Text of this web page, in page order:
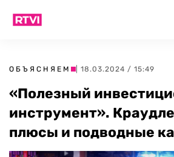
ОБЪЯСНЯЕМ | 18.03.2024 / 15:49
«Полезный
инструмент».
плюсы и подводные